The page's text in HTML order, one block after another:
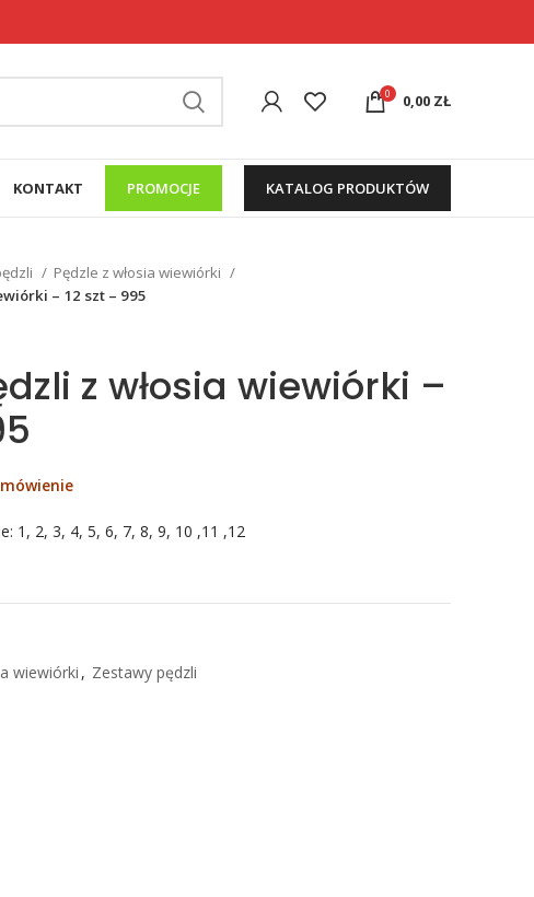
0 0,00 ZŁ
KONTAKT PROMOCJE KATALOG PRODUKTÓW
Pędzle z włosia wiewiórki
– 12 szt – 995
z włosia wiewiórki –
1, 2, 3, 4, 5, 6, 7, 8, 9, 10 ,11 ,12
wiewiórki , Zestawy pędzli